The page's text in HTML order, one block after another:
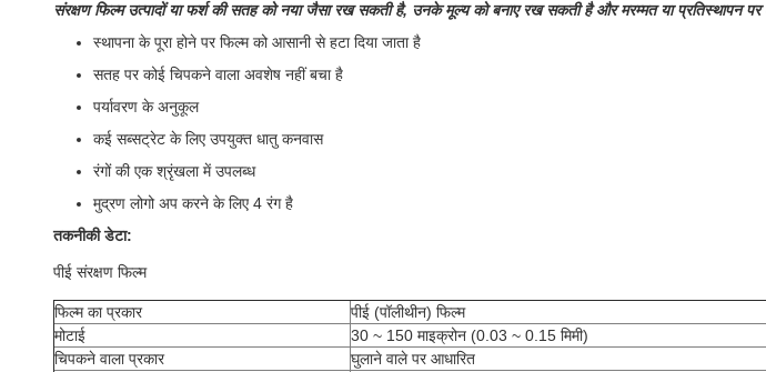
संरक्षण फिल्म उत्पादों या फर्श की सतह को नया जैसा रख सकती है, उनके मूल्य को बनाए रख सकती है और मरम्मत या प्रतिस्थापन
स्थापना के पूरा होने पर फिल्म को आसानी से हटा दिया जाता है
सतह पर कोई चिपकने वाला अवशेष नहीं बचा है
पर्यावरण के अनुकूल
कई सब्सट्रेट के लिए उपयुक्त धातु कनवास
रंगों की एक श्रृंखला में उपलब्ध
मुद्रण लोगो अप करने के लिए 4 रंग है
तकनीकी डेटा:
पीई संरक्षण फिल्म
फिल्म का प्रकार
पीई (पॉलीथीन) फिल्म
मोटाई
30 ~ 150 माइक्रोन (0.03 ~ 0.15 मिमी)
चिपकने वाला प्रकार
घुलाने वाले पर आधारित